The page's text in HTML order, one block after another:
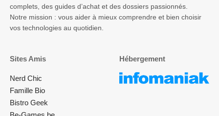
complets, des guides d’achat et des dossiers passionnés.
Notre mission : vous aider à mieux comprendre et bien choisir
vos technologies au quotidien.
Sites Amis
Nerd Chic
Famille Bio
Bistro Geek
Hébergement